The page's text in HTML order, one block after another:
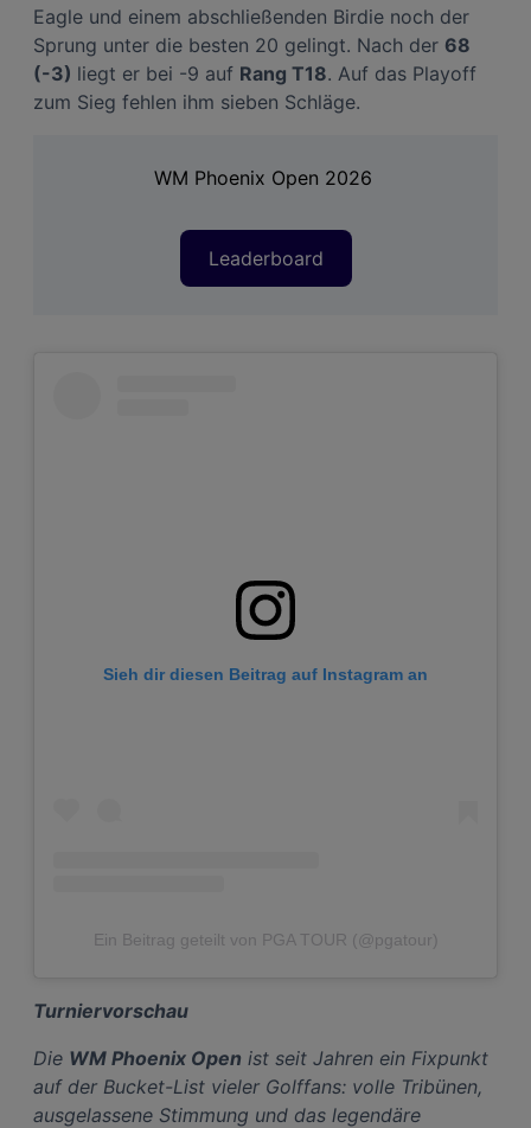
Eagle und einem abschließenden Birdie noch der
Sprung unter die besten 20 gelingt. Nach der 68
(-3) liegt er bei -9 auf Rang T18. Auf das Playoff
zum Sieg fehlen ihm sieben Schläge.
WM Phoenix Open 2026
Leaderboard
Sieh dir diesen Beitrag auf Instagram an
Ein Beitrag geteilt von PGA TOUR (@pgatour)
Turniervorschau
Die WM Phoenix Open ist seit Jahren ein Fixpunkt
auf der Bucket-List vieler Golffans: volle Tribünen,
ausgelassene Stimmung und das legendäre
Liste der Partner (Lieferanten)